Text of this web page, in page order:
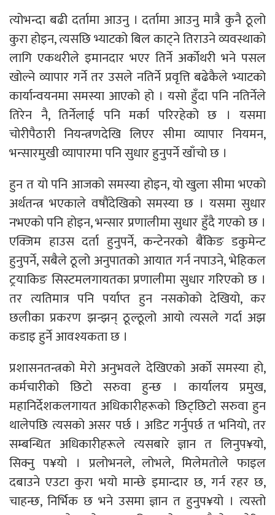
त्योभन्दा बढी दर्तामा आउनु । दर्तामा आउनु मात्रै कुनै ठूलो
कुरा होइन, त्यसछि भ्याटको बिल काट्ने तिराउने व्यवस्थाको
लागि एकथरीले इमानदार भएर तिर्ने अर्कोथरी भने पसल
खोल्ने व्यापार गर्ने तर उसले नतिर्ने प्रवृत्ति बढेकैले भ्याटको
कार्यान्वयनमा समस्या आएको हो । यसो हुँदा पनि नतिर्नेले
तिरेन नै, तिर्नेलाई पनि मर्का परिरहेको छ । यसमा
चोरीपैठारी नियन्त्रणदेखि लिएर सीमा व्यापार नियमन,
भन्सारमुखी व्यापारमा पनि सुधार हुनुपर्ने खाँचो छ ।
हुन त यो पनि आजको समस्या होइन, यो खुला सीमा भएको
अर्थतन्त्र भएकाले वषौंदेखिको समस्या छ । यसमा सुधार
नभएको पनि होइन, भन्सार प्रणालीमा सुधार हुँदै गएको छ ।
एक्जिम हाउस दर्ता हुनुपर्ने, कन्टेनरको बैंकिङ डकुमेन्ट
हुनुपर्ने, सबैले ठूलो अनुपातको आयात गर्न नपाउने, भेहिकल
ट्रयाकिङ सिस्टमलगायतका प्रणालीमा सुधार गरिएको छ ।
तर त्यतिमात्र पनि पर्याप्त हुन नसकोको देखियो, कर
छलीका प्रकरण झन्झन् ठूल्ठूलो आयो त्यसले गर्दा अझ
कडाइ हुर्ने आवश्यकता छ ।
प्रशासनतन्त्रको मेरो अनुभवले देखिएको अर्को समस्या हो,
कर्मचारीको छिटो सरुवा हुन्छ । कार्यालय प्रमुख,
महानिर्देशकलगायत अधिकारीहरूको छिट्छिटो सरुवा हुन
थालेपछि त्यसको असर पर्छ । अडिट गर्नुपर्छ त भनियो, तर
सम्बन्धित अधिकारीहरूले त्यसबारे ज्ञान त लिनुप¥यो,
सिक्नु प¥यो । प्रलोभनले, लोभले, मिलेमतोले फाइल
दबाउने एउटा कुरा भयो मान्छे इमान्दार छ, गर्न रहर छ,
चाहन्छ, निर्भिक छ भने उसमा ज्ञान त हुनुप¥यो । त्यस्तो